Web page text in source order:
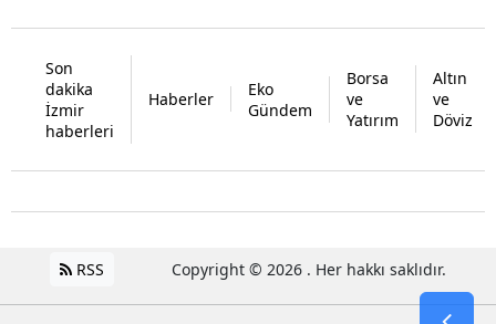
Son
dakika
İzmir
haberleri
Haberler
Eko
Gündem
Borsa
ve
Yatırım
Altın
ve
Döviz
RSS Copyright © 2026 . Her hakkı saklıdır.